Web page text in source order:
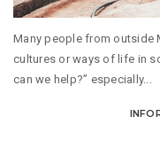
Many people from outside
cultures or ways of life in
can we help?” especially...